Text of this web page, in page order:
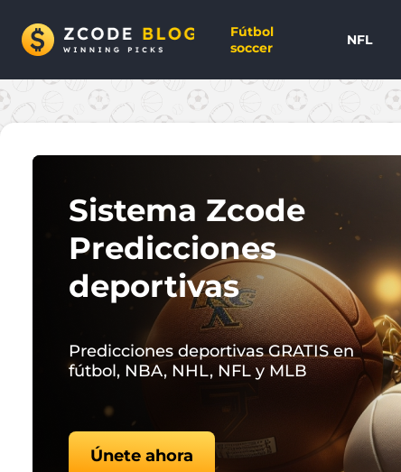
Fútbol
soccer
NFL
Sistema Zcode
Predicciones
deportivas
Predicciones deportivas GRATIS en
fútbol, NBA, NHL, NFL y MLB
Únete ahora